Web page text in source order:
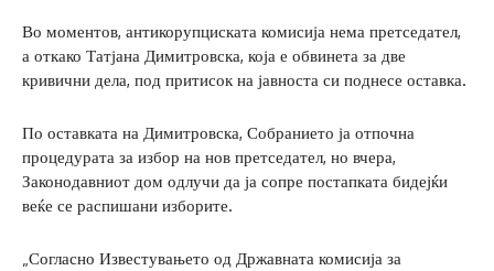
Во моментов, антикорупциската комисија нема претседател,
а откако Татјана Димитровска, која е обвинета за две
кривични дела, под притисок на јавноста си поднесе оставка.
По оставката на Димитровска, Собранието ја отпочна
процедурата за избор на нов претседател, но вчера,
Законодавниот дом одлучи да ја сопре постапката бидејќи
веќе се распишани изборите.
„Согласно Известувањето од Државната комисија за